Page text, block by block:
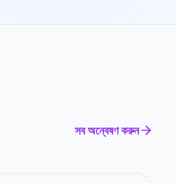
সব অন্বেষণ করুন